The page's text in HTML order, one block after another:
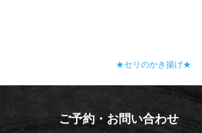
★セリのかき揚げ★
ご予約・お問い合わせ